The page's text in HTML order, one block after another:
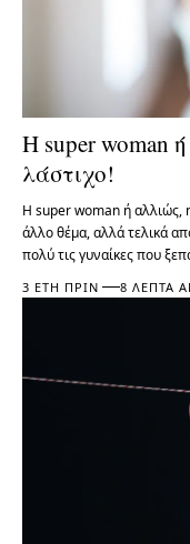
Η super woman
λάστιχο!
Η super woman ή αλλιώς,
άλλο θέμα, αλλά τελικά
πολύ τις γυναίκες που
3 ΈΤΗ ΠΡΙΝ 8 ΛΕΠΤΆ